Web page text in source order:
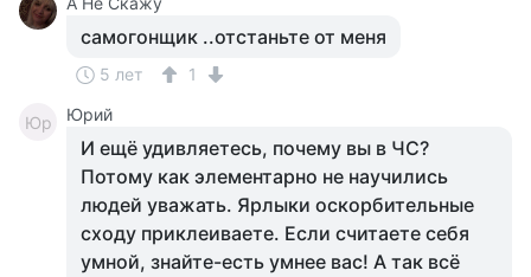
самогонщик ..отстаньте от меня
5 лет 1
Юр Юрий
И ещё удивляетесь, почему вы в ЧС?
Потому как элементарно не научились
людей уважать. Ярлыки оскорбительные
сходу приклеиваете. Если считаете себя
умной, знайте-есть умнее вас! А так всё